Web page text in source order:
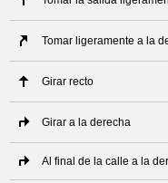
Tomar ligeramente a la
Girar recto
Girar a la derecha
Al final de la calle a la